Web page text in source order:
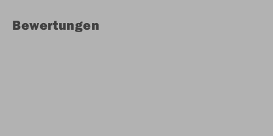
Bewertungen